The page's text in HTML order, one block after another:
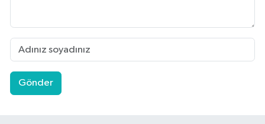
Gönder